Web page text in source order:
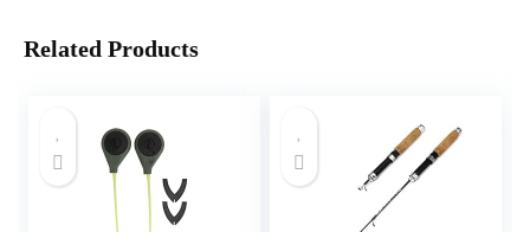
Related Products